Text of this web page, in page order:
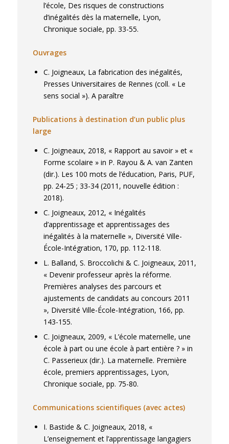
l’école, Des risques de constructions
d’inégalités dès la maternelle, Lyon,
Chronique sociale, pp. 33-55.
Ouvrages
C. Joigneaux, La fabrication des inégalités,
Presses Universitaires de Rennes (coll. « Le
sens social »). A paraître
Publications à destination d’un public plus
large
C. Joigneaux, 2018, « Rapport au savoir » et «
Forme scolaire » in P. Rayou & A. van Zanten
(dir.). Les 100 mots de l’éducation, Paris, PUF,
pp. 24-25 ; 33-34 (2011, nouvelle édition :
2018).
C. Joigneaux, 2012, « Inégalités
d’apprentissage et apprentissages des
inégalités à la maternelle », Diversité Ville-
École-Intégration, 170, pp. 112-118.
L. Balland, S. Broccolichi & C. Joigneaux, 2011,
« Devenir professeur après la réforme.
Premières analyses des parcours et
ajustements de candidats au concours 2011
», Diversité Ville-École-Intégration, 166, pp.
143-155.
C. Joigneaux, 2009, « L’école maternelle, une
école à part ou une école à part entière ? » in
C. Passerieux (dir.). La maternelle. Première
école, premiers apprentissages, Lyon,
Chronique sociale, pp. 75-80.
Communications scientifiques (avec actes)
I. Bastide & C. Joigneaux, 2018, «
L’enseignement et l’apprentissage langagiers